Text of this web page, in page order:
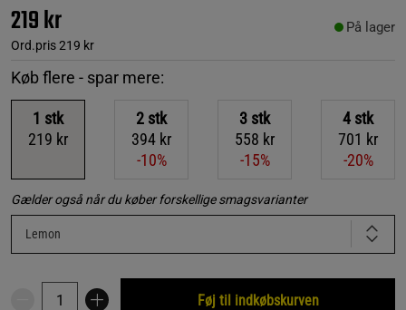
219 kr
Ord.pris219 kr
På lager
Køb flere - spar mere:
1 stk
219 kr
2 stk
394 kr
-10%
3 stk
558 kr
-15%
4 stk
701 kr
-20%
Gælder også når du køber forskellige smagsvarianter
Lemon
Føj til indkøbskurven